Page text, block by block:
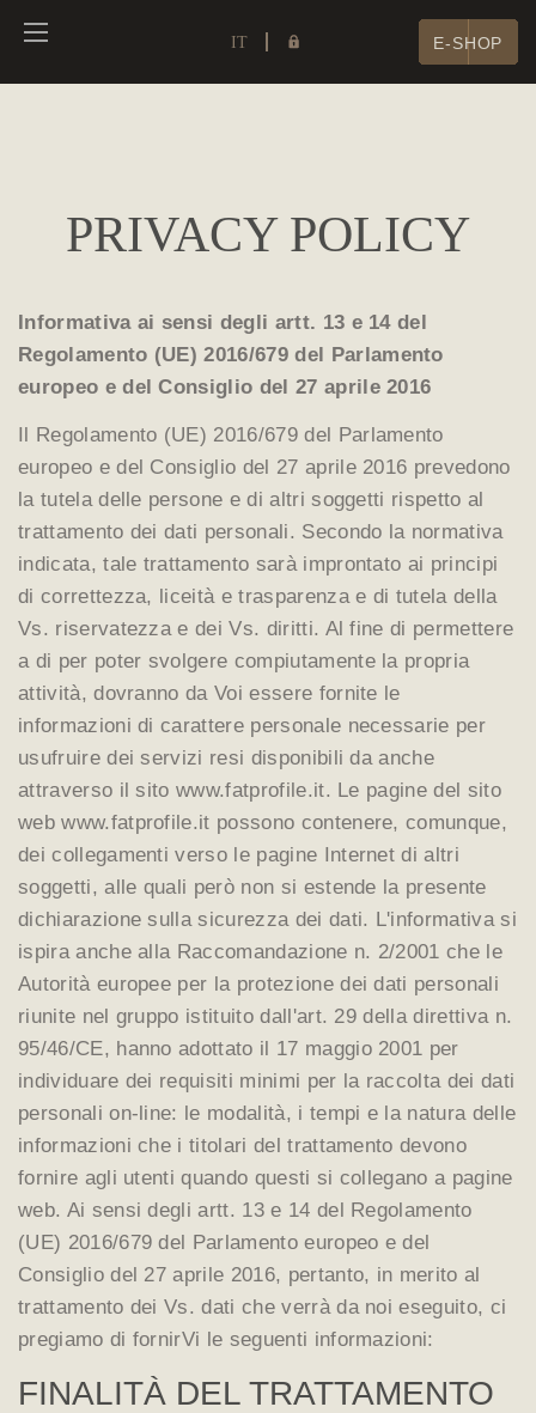
IT E-SHOP
PRIVACY POLICY
Informativa ai sensi degli artt. 13 e 14 del
Regolamento (UE) 2016/679 del Parlamento
europeo e del Consiglio del 27 aprile 2016
Il Regolamento (UE) 2016/679 del Parlamento
europeo e del Consiglio del 27 aprile 2016 prevedono
la tutela delle persone e di altri soggetti rispetto al
trattamento dei dati personali. Secondo la normativa
indicata, tale trattamento sarà improntato ai principi
di correttezza, liceità e trasparenza e di tutela della
Vs. riservatezza e dei Vs. diritti. Al fine di permettere
a di per poter svolgere compiutamente la propria
attività, dovranno da Voi essere fornite le
informazioni di carattere personale necessarie per
usufruire dei servizi resi disponibili da anche
attraverso il sito www.fatprofile.it. Le pagine del sito
web www.fatprofile.it possono contenere, comunque,
dei collegamenti verso le pagine Internet di altri
soggetti, alle quali però non si estende la presente
dichiarazione sulla sicurezza dei dati. L'informativa si
ispira anche alla Raccomandazione n. 2/2001 che le
Autorità europee per la protezione dei dati personali
riunite nel gruppo istituito dall'art. 29 della direttiva n.
95/46/CE, hanno adottato il 17 maggio 2001 per
individuare dei requisiti minimi per la raccolta dei dati
personali on-line: le modalità, i tempi e la natura delle
informazioni che i titolari del trattamento devono
fornire agli utenti quando questi si collegano a pagine
web. Ai sensi degli artt. 13 e 14 del Regolamento
(UE) 2016/679 del Parlamento europeo e del
Consiglio del 27 aprile 2016, pertanto, in merito al
trattamento dei Vs. dati che verrà da noi eseguito, ci
pregiamo di fornirVi le seguenti informazioni:
FINALITÀ DEL TRATTAMENTO